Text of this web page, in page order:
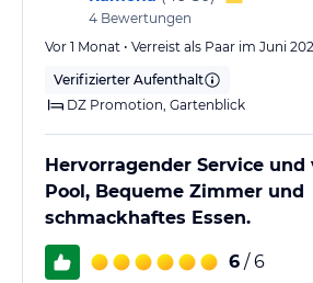
4 Bewertungen
Vor 1 Monat • Verreist als Paar im Juni
Verifizierter Aufenthalt
DZ Promotion, Gartenblick
Hervorragender Service und
Pool, Bequeme Zimmer und
schmackhaftes Essen.
6 / 6